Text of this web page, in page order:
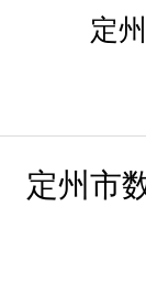
定
定州市